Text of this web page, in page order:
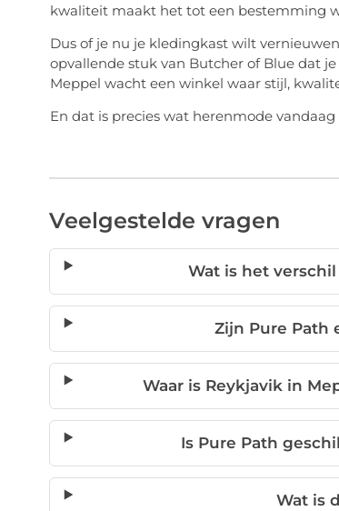
kwaliteit maakt het tot een bestemming
Dus of je nu je kledingkast wilt
opvallende stuk van Butcher of Blue dat
Meppel wacht een winkel waar stijl,
En dat is precies wat herenmode
Veelgestelde vragen
Wat is het
Zijn Pure Path
Waar is Reykjavik in
Is Pure Path
Wat is